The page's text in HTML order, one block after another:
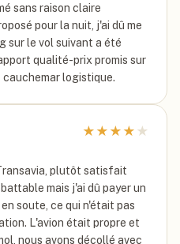
sans raison claire
pour la nuit, j'ai dû me
sur le vol suivant a été
qualité-prix promis sur
cauchemar logistique.
★ ★ ★ ★ ★
plutôt satisfait
mais j'ai dû payer un
soute, ce qui n'était pas
L'avion était propre et
nous avons décollé avec